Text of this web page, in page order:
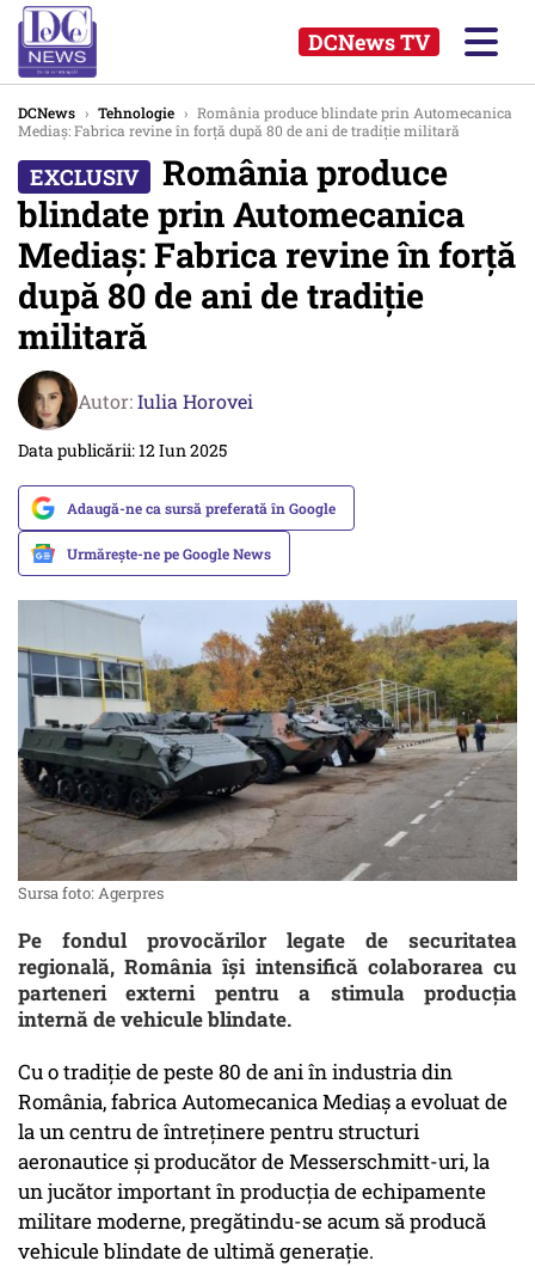
DCNews TV
DCNews › Tehnologie › România produce blindate prin Automecanica
Mediaș: Fabrica revine în forță după 80 de ani de tradiție militară
România produce
blindate prin Automecanica
Mediaș: Fabrica revine în forță
după 80 de ani de tradiție
militară
Autor:Iulia Horovei
Data publicării: 12 Iun 2025
Adaugă-ne ca sursă preferată în Google
Urmărește-ne pe Google News
Sursa foto: Agerpres
Pe fondul provocărilor legate de securitatea
regională, România își intensifică colaborarea cu
parteneri externi pentru a stimula producția
internă de vehicule blindate.
Cu o tradiție de peste 80 de ani în industria din
România, fabrica Automecanica Mediaș a evoluat de
la un centru de întreținere pentru structuri
aeronautice și producător de Messerschmitt-uri, la
un jucător important în producția de echipamente
militare moderne, pregătindu-se acum să producă
vehicule blindate de ultimă generație.